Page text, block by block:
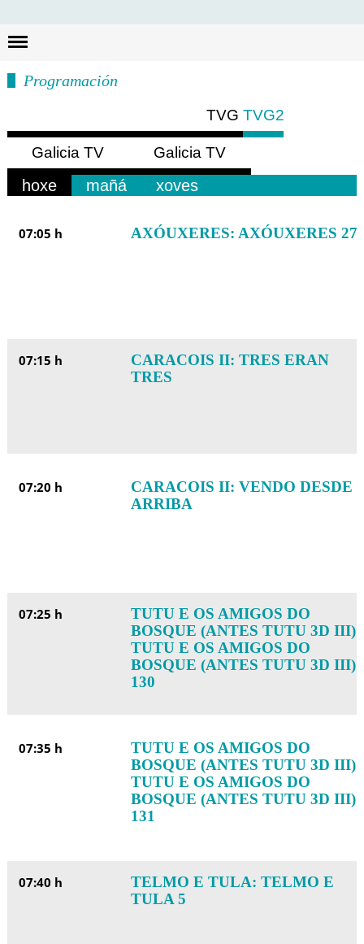
Programación
TVG TVG2
Galicia TV
Europa
Galicia TV
América
hoxe mañá xoves
07:05 h AXÓUXERES: AXÓUXERES 27
07:15 h
CARACOIS II: TRES ERAN
TRES
07:20 h
CARACOIS II: VENDO DESDE
ARRIBA
07:25 h
TUTU E OS AMIGOS DO
BOSQUE (ANTES TUTU 3D III):
TUTU E OS AMIGOS DO
BOSQUE (ANTES TUTU 3D III)
130
07:35 h
TUTU E OS AMIGOS DO
BOSQUE (ANTES TUTU 3D III):
TUTU E OS AMIGOS DO
BOSQUE (ANTES TUTU 3D III)
131
07:40 h
TELMO E TULA: TELMO E
TULA 5